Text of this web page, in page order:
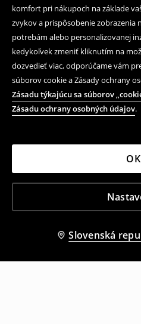
komfort pri nákupoch na základe
zvykov a prispôsobenie zobrazenia
potrebám alebo personalizovanej
kedykoľvek zmeniť kliknutím na
dozvedieť viac, odporúčame vám
súborov cookie a Zásady ochrany
Zásadu týkajúcu sa súborov
Zásadu ochrany osobných údajov.
OK
Slovenská